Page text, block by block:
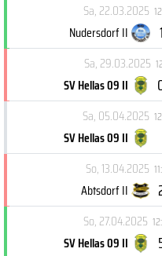
Sa, 22.03.2025
Nudersdorf II
Sa, 29.03.2025
SV Hellas 09 II
Sa, 05.04.2025
SV Hellas 09 II
So, 13.04.2025
Abtsdorf II
So, 27.04.2025
SV Hellas 09 II